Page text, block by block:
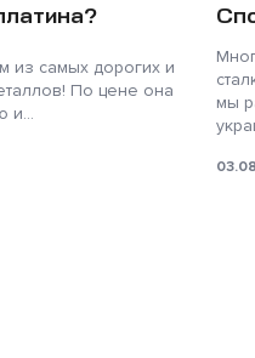
из самых дорогих и
По цене она
и...
мы